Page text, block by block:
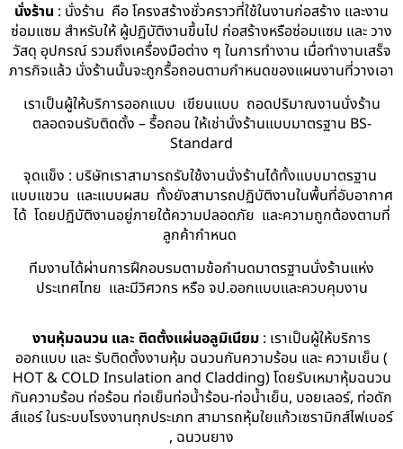
นั่งร้าน : นั่งร้าน คือ โครงสร้างชั่วคราวที่ใช้ในงานก่อสร้าง และงาน
ซ่อมแซม สำหรับให้ ผู้ปฏิบัติงานขึ้นไป ก่อสร้างหรือซ่อมแซม และ วาง
วัสดุ อุปกรณ์ รวมถึงเครื่องมือต่าง ๆ ในการทำงาน เมื่อทำงานเสร็จ
ภารกิจแล้ว นั่งร้านนั้นจะถูกรื้อถอนตามกำหนดของแผนงานที่วางเอา
เราเป็นผู้ให้บริการออกแบบ เขียนแบบ ถอดปริมาณงานนั่งร้าน
ตลอดจนรับติดตั้ง – รื้อถอน ให้เช่านั่งร้านแบบมาตรฐาน BS-
Standard
จุดแข็ง : บริษัทเราสามารถรับใช้งานนั่งร้านได้ทั้งแบบมาตรฐาน
แบบแขวน และแบบผสม ทั้งยังสามารถปฏิบัติงานในพื้นที่อับอากาศ
ได้ โดยปฏิบัติงานอยู่ภายใต้ความปลอดภัย และความถูกต้องตามที่
ลูกค้ากำหนด
ทีมงานได้ผ่านการฝึกอบรมตามข้อกำนดมาตรฐานนั่งร้านแห่ง
ประเทศไทย และมีวิศวกร หรือ จป.ออกแบบและควบคุมงาน
งานหุ้มฉนวน และ ติดตั้งแผ่นอลูมิเนียม : เราเป็นผู้ให้บริการ
ออกแบบ และ รับติดตั้งงานหุ้ม ฉนวนกันความร้อน และ ความเย็น (
HOT & COLD Insulation and Cladding) โดยรับเหมาหุ้มฉนวน
กันความร้อน ท่อร้อน ท่อเย็นท่อน้ำร้อน-ท่อน้ำเย็น, บอยเลอร์, ท่อดัก
ส์แอร์ ในระบบโรงงานทุกประเภท สามารถหุ้มใยแก้วเซรามิกส์ไฟเบอร์
, ฉนวนยาง